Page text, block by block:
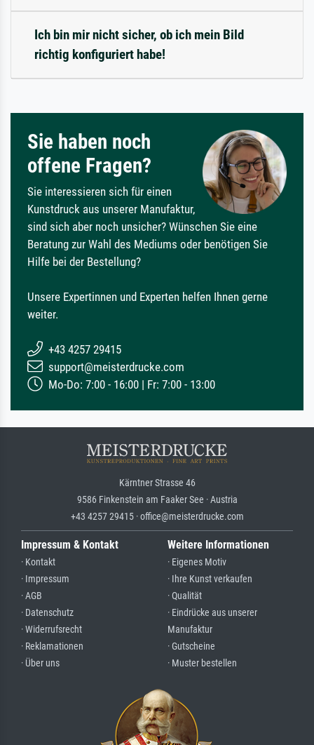
Ich bin mir nicht sicher, ob ich mein Bild
richtig konfiguriert habe!
Sie haben noch
offene Fragen?
Sie interessieren sich für einen
Kunstdruck aus unserer Manufaktur,
sind sich aber noch unsicher? Wünschen Sie eine
Beratung zur Wahl des Mediums oder benötigen Sie
Hilfe bei der Bestellung?
Unsere Expertinnen und Experten helfen Ihnen gerne
weiter.
+43 4257 29415
support@meisterdrucke.com
Mo-Do: 7:00 - 16:00 | Fr: 7:00 - 13:00
Kärntner Strasse 46
9586 Finkenstein am Faaker See · Austria
+43 4257 29415 · office@meisterdrucke.com
Impressum & Kontakt
· Kontakt
· Impressum
· AGB
· Datenschutz
· Widerrufsrecht
· Reklamationen
· Über uns
Weitere Informationen
· Eigenes Motiv
· Ihre Kunst verkaufen
· Qualität
· Eindrücke aus unserer
Manufaktur
· Gutscheine
· Muster bestellen